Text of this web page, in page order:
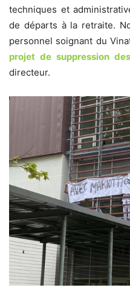
techniques et
de départs à la retraite.
personnel soignant du
projet de suppression
directeur.